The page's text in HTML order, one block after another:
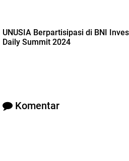
UNUSIA Berpartisipasi di BNI
Daily Summit 2024
Komentar